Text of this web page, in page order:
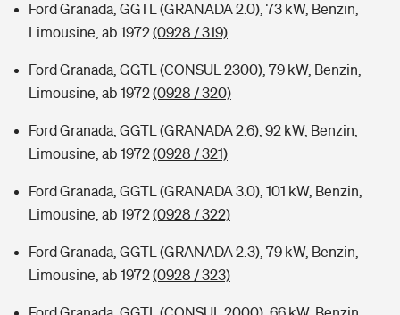
Typklassen: So ist Ihr Auto eingestuft
Sie haben Fragen?
Ford Granada, GGTL (GRANADA 2.0), 73 kW, Benzin,
Limousine, ab 1972(0928 / 319)
Ford Granada, GGTL (CONSUL 2300), 79 kW, Benzin,
Limousine, ab 1972(0928 / 320)
Ford Granada, GGTL (GRANADA 2.6), 92 kW, Benzin,
Limousine, ab 1972(0928 / 321)
Ford Granada, GGTL (GRANADA 3.0), 101 kW, Benzin,
Limousine, ab 1972(0928 / 322)
Ford Granada, GGTL (GRANADA 2.3), 79 kW, Benzin,
Limousine, ab 1972(0928 / 323)